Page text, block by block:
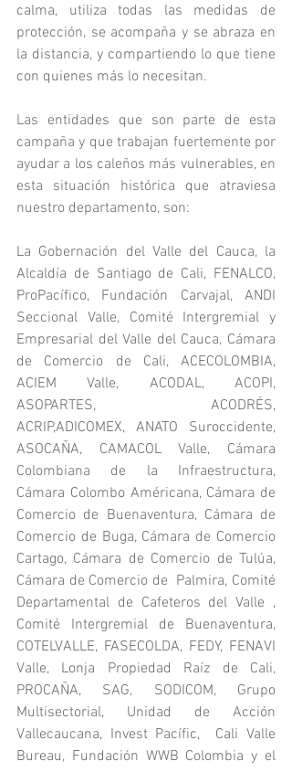
calma, utiliza todas las medidas de
protección, se acompaña y se abraza en
la distancia, y compartiendo lo que tiene
con quienes más lo necesitan.
Las entidades que son parte de esta
campaña y que trabajan fuertemente por
ayudar a los caleños más vulnerables, en
esta situación histórica que atraviesa
nuestro departamento, son:
La Gobernación del Valle del Cauca, la
Alcaldía de Santiago de Cali, FENALCO,
ProPacífico, Fundación Carvajal, ANDI
Seccional Valle, Comité Intergremial y
Empresarial del Valle del Cauca, Cámara
de Comercio de Cali, ACECOLOMBIA,
ACIEM Valle, ACODAL, ACOPI,
ASOPARTES, ACODRÉS,
ACRIP,ADICOMEX, ANATO Suroccidente,
ASOCAÑA, CAMACOL Valle, Cámara
Colombiana de la Infraestructura,
Cámara Colombo Américana, Cámara de
Comercio de Buenaventura, Cámara de
Comercio de Buga, Cámara de Comercio
Cartago, Cámara de Comercio de Tulúa,
Cámara de Comercio de  Palmira, Comité
Departamental de Cafeteros del Valle ,
Comité Intergremial de Buenaventura,
COTELVALLE, FASECOLDA, FEDY, FENAVI
Valle, Lonja Propiedad Raíz de Cali,
PROCAÑA, SAG, SODICOM, Grupo
Multisectorial, Unidad de Acción
Vallecaucana, Invest Pacífic,  Cali Valle
Bureau, Fundación WWB Colombia y el